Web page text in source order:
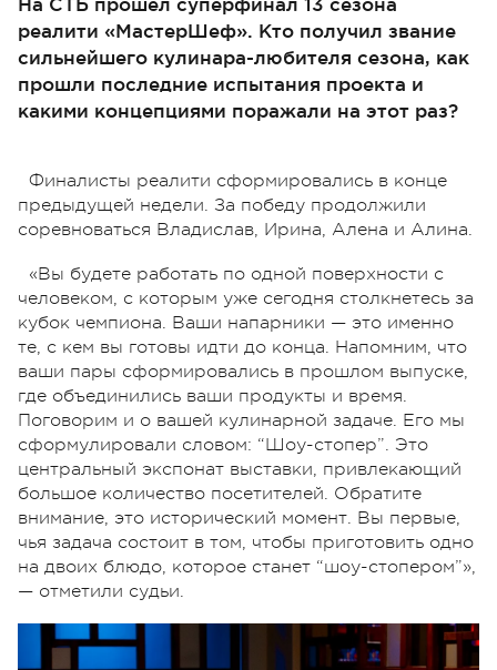
реалити «МастерШеф». Кто получил звание
сильнейшего кулинара-любителя сезона, как
прошли последние испытания проекта и
какими концепциями поражали на этот раз?
Финалисты реалити сформировались в конце
предыдущей недели. За победу продолжили
соревноваться Владислав, Ирина, Алена и Алина.
«Вы будете работать по одной поверхности с
человеком, с которым уже сегодня столкнетесь за
кубок чемпиона. Ваши напарники — это именно
те, с кем вы готовы идти до конца. Напомним, что
ваши пары сформировались в прошлом выпуске,
где объединились ваши продукты и время.
Поговорим и о вашей кулинарной задаче. Его мы
сформулировали словом: “Шоу-стопер”. Это
центральный экспонат выставки, привлекающий
большое количество посетителей. Обратите
внимание, это исторический момент. Вы первые,
чья задача состоит в том, чтобы приготовить одно
на двоих блюдо, которое станет “шоу-стопером”»,
— отметили судьи.